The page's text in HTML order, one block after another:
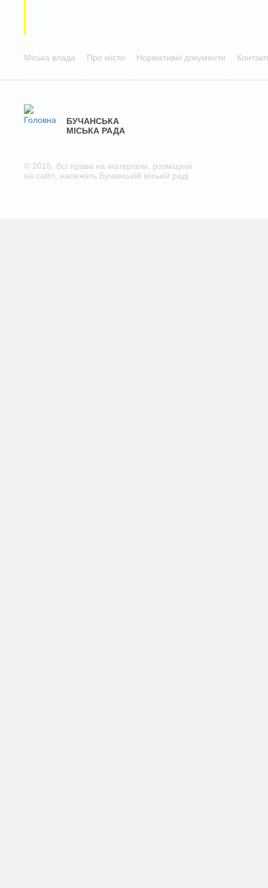
Міська влада Про місто Нормативні документи
БУЧАНСЬКА
МІСЬКА РАДА
© 2015. Всі права на матеріали, розміщені
на сайті, належать Бучанській міській раді